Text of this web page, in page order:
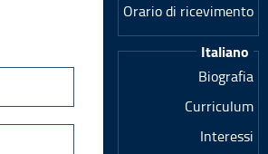
Orario di ricevimento
Italiano
Biografia
Curriculum
Interessi